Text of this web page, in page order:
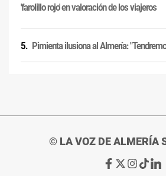
'farolillo rojo' en valoración de los viajeros
Pimienta ilusiona al Almería:
© LA VOZ DE ALMERÍA
Ir
Ir
Ir Ir Ir